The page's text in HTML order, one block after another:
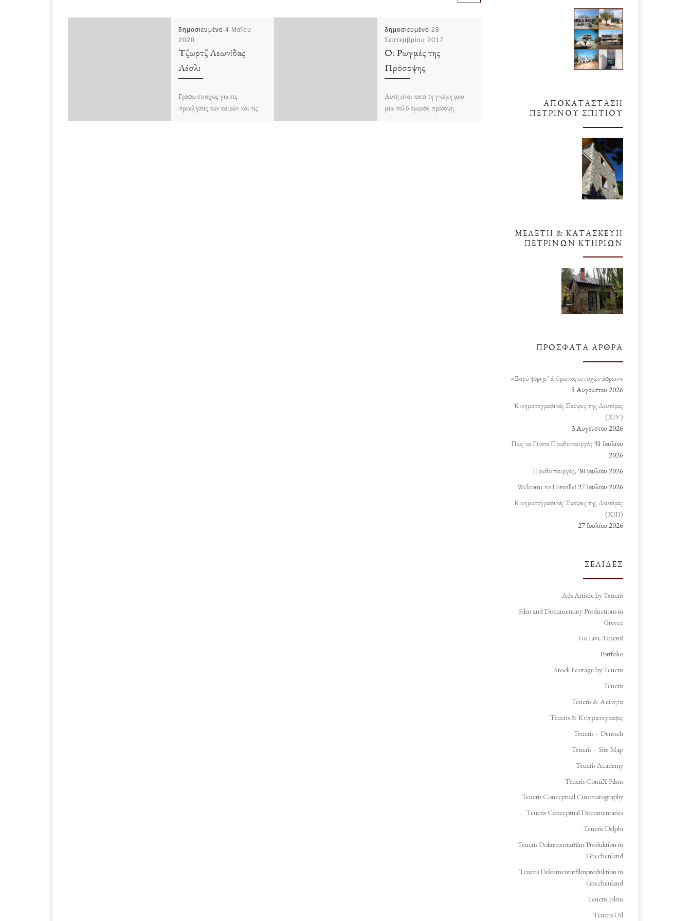
δημοσιευμένο 4 Μαΐου
2020
Τζωρτζ Λεωνίδας
Λέσλι
Γράφω συνεχώς για τις
προκλήσεις των καιρών και τις
δημοσιευμένο 28
Σεπτεμβρίου 2017
Οι Ρωγμές της
Πρόσοψης
Αυτή είναι κατά τη γνώμη μου
μία πολύ όμορφη πρόσοψη.
δημοσιευμένο
Ιανουαρίου 2016
Τα “Παράγωνα”
Οικόπεδα
περνώντας από την οδό
Γούναρη στην Πάτρα)
συμπτωματικά εντόπισα κάτι […]
ΑΠΟΚΑΤΆΣΤΑΣΗ
ΠΈΤΡΙΝΟΥ ΣΠΙΤΙΟΎ
ΜΕΛΈΤΗ & ΚΑΤΑΣΚΕΥΉ
ΠΈΤΡΙΝΩΝ ΚΤΗΡΊΩΝ
ΠΡΌΣΦΑΤΑ ΆΡΘΡΑ
«Βαρύ φόρημ’ άνθρωπος ευτυχών άφρων»
5 Αυγούστου 2026
Κινηματογραφικές Σκέψεις της Δευτέρας
(ΧΙV)
3 Αυγούστου 2026
Πώς να Γίνετε Πρωθυπουργός 31 Ιουλίου
2026
Πρωθυπουργός; 30 Ιουλίου 2026
Welcome to Hitsville! 27 Ιουλίου 2026
Κινηματογραφικές Σκέψεις της Δευτέρας
(ΧΙΙΙ)
27 Ιουλίου 2026
ΣΕΛΊΔΕΣ
Ads Artistic by Teucris
Film and Documentary Productions in
Greece
Go Live Teucris!
Portfolio
Stock Footage by Teucris
Teucris
Teucris & Ακίνητα
Teucris & Κινηματογράφος
Teucris – Deutsch
Teucris – Site Map
Teucris Academy
Teucris ComiX Films
Teucris Conceptual Cinematography
Teucris Conceptual Documentaries
Teucris Delphi
Teucris Dokumentarfilm Produktion in
Griechenland
Teucris Dokumentarfilmproduktion in
Griechenland
Teucris Films
Teucris Oil